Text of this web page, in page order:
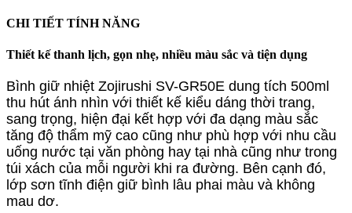
CHI TIẾT TÍNH NĂNG
Thiết kế thanh lịch, gọn nhẹ, nhiều màu sắc và tiện dụng
Bình giữ nhiệt Zojirushi SV-GR50E dung tích 500ml
thu hút ánh nhìn với thiết kế kiểu dáng thời trang,
sang trọng, hiện đại kết hợp với đa dạng màu sắc
tăng độ thẩm mỹ cao cũng như phù hợp với nhu cầu
uống nước tại văn phòng hay tại nhà cũng như trong
túi xách của mỗi người khi ra đường. Bên cạnh đó,
lớp sơn tĩnh điện giữ bình lâu phai màu và không
mau dơ.